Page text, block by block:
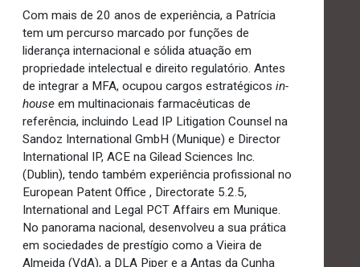
Com mais de 20 anos de experiência, a Patrícia
tem um percurso marcado por funções de
liderança internacional e sólida atuação em
propriedade intelectual e direito regulatório. Antes
de integrar a MFA, ocupou cargos estratégicos in-
houseem multinacionais farmacêuticas de
referência, incluindo Lead IP Litigation Counsel na
Sandoz International GmbH (Munique) e Director
International IP, ACE na Gilead Sciences Inc.
(Dublin), tendo também experiência profissional no
European Patent Office , Directorate 5.2.5,
International and Legal PCT Affairs em Munique.
No panorama nacional, desenvolveu a sua prática
em sociedades de prestígio como a Vieira de
Almeida (VdA), a DLA Piper e a Antas da Cunha